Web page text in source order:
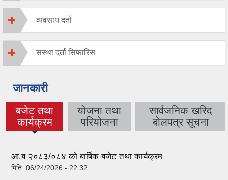
व्यवसाय दर्ता
सस्था दर्ता सिफारिस
जानकारी
बजेट तथा
कार्यक्रम
(active tab)
योजना तथा
परियोजना
सार्वजनिक खरिद
बाेलपत्र सूचना
आ.ब २०८३/०८४ को बार्षिक बजेट तथा कार्यक्रम
मिति: 06/24/2026 - 22:32